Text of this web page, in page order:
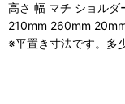
高さ 幅 マチ ショルダ
210mm 260mm
※平置き寸法です。多